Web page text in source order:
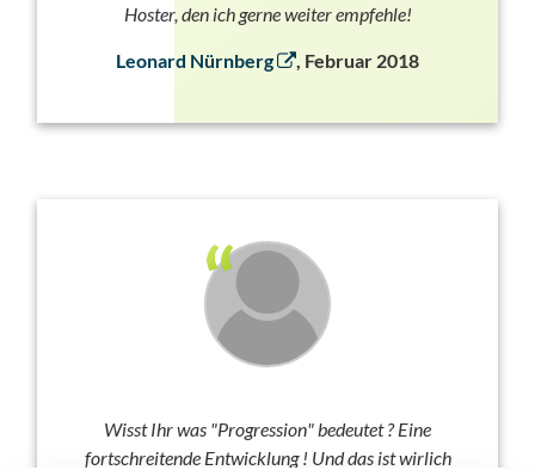
Hoster, den ich gerne weiter empfehle!
Leonard Nürnberg , Februar 2018
Wisst Ihr was "Progression" bedeutet ? Eine
fortschreitende Entwicklung ! Und das ist wirlich